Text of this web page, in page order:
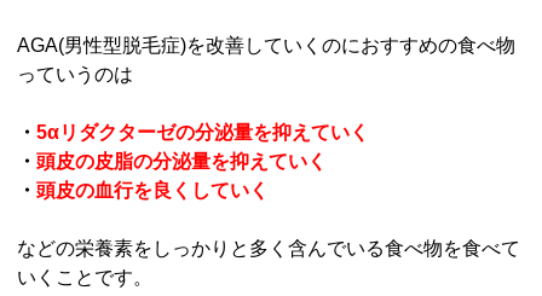
AGA(男性型脱毛症)を改善していくのにおすすめの食べ物
っていうのは
・5αリダクターゼの分泌量を抑えていく
・頭皮の皮脂の分泌量を抑えていく
・頭皮の血行を良くしていく
などの栄養素をしっかりと多く含んでいる食べ物を食べて
いくことです。